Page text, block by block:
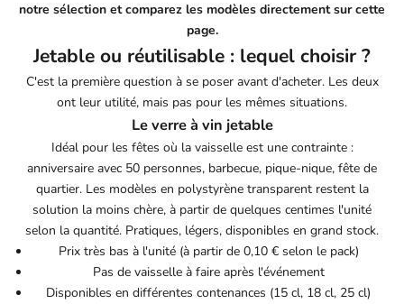
notre sélection et comparez les modèles directement sur cette
page.
Jetable ou réutilisable : lequel choisir ?
C'est la première question à se poser avant d'acheter. Les deux
ont leur utilité, mais pas pour les mêmes situations.
Le verre à vin jetable
Idéal pour les fêtes où la vaisselle est une contrainte :
anniversaire avec 50 personnes, barbecue, pique-nique, fête de
quartier. Les modèles en polystyrène transparent restent la
solution la moins chère, à partir de quelques centimes l'unité
selon la quantité. Pratiques, légers, disponibles en grand stock.
Prix très bas à l'unité (à partir de 0,10 € selon le pack)
Pas de vaisselle à faire après l'événement
Disponibles en différentes contenances (15 cl, 18 cl, 25 cl)